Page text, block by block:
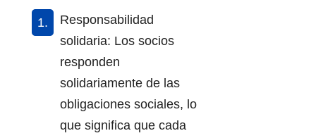
Responsabilidad
solidaria: Los socios
responden
solidariamente de las
obligaciones sociales, lo
que significa que cada